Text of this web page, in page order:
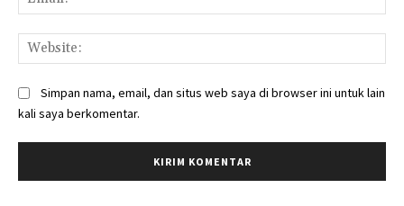
Simpan nama, email, dan situs web saya di browser ini untuk lain
kali saya berkomentar.